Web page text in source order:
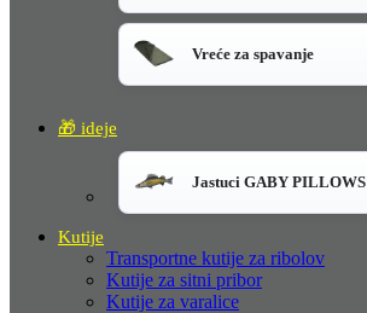
Vreće za spavanje
🎁 ideje
Jastuci GABY PILLOWS
Kutije
Transportne kutije za ribolov
Kutije za sitni pribor
Kutije za varalice